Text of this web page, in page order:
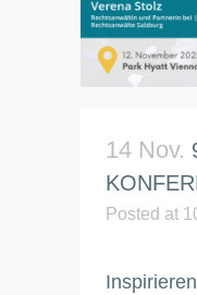
14 Nov.
Posted at